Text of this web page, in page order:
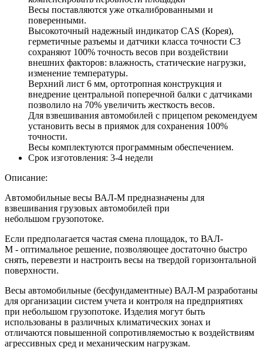
Весы поставляются уже откалиброванными и
поверенными.
Высокоточный надежный индикатор CAS (Корея),
герметичные разъемы и датчики класса точности С3
сохраняют 100% точность весов при воздействии
внешних факторов: влажность, статические нагрузки,
изменение температуры.
Верхний лист 6 мм, ортотропная конструкция и
внедрение центральной поперечной балки с датчиками
позволило на 70% увеличить жесткость весов.
Для взвешивания автомобилей с прицепом рекомендуем
установить весы в приямок для сохранения 100%
точности.
Весы комплектуются программным обеспечением.
Срок изготовления: 3-4 недели
Описание:
Автомобильные весы ВАЛ-М предназначены для
взвешивания грузовых автомобилей при
небольшом грузопотоке.
Если предполагается частая смена площадок, то ВАЛ-
М - оптимальное решение, позволяющее достаточно быстро
снять, перевезти и настроить весы на твердой горизонтальной
поверхности.
Весы автомобильные (бесфундаментные) ВАЛ-М разработаны
для организации систем учета и контроля на предприятиях
при небольшом грузопотоке. Изделия могут быть
использованы в различных климатических зонах и
отличаются повышенной сопротивляемостью к воздействиям
агрессивных сред и механическим нагрузкам.